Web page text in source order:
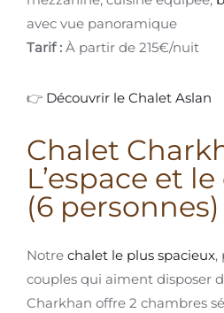
avec vue panoramique
Tarif : À partir de 215€/nuit
👉 Découvrir le Chalet Aslan
Chalet
L’espace et
(6 personnes)
Notre chalet le plus spacieux,
couples qui aiment disposer
Charkhan offre 2 chambres